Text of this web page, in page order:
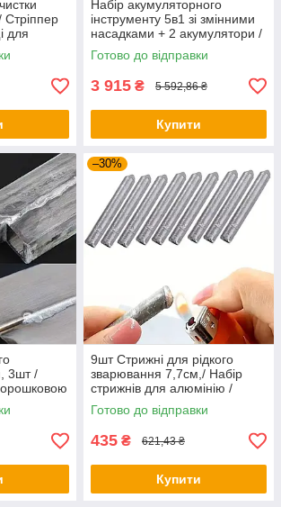
Стріппер
для
Набір акумуляторного
інструменту 5в1 зі змінними
насадками + 2 акумулятори /
Комплект
електроінструментів
Готово до відправки
3 915 ₴ 5 592,86 ₴
Купити
3шт /
–30%
9шт Стрижні для рідкого
зварювання 7,7см,/ Набір
стрижнів для алюмінію /
Зварювальні стрижні / Рідке
зварювання
Готово до відправки
435 ₴ 621,43 ₴
Купити